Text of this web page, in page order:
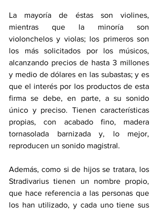
La mayoría de éstas son violines,
mientras que la minoría son
violonchelos y violas; los primeros son
los más solicitados por los músicos,
alcanzando precios de hasta 3 millones
y medio de dólares en las subastas; y es
que el interés por los productos de esta
firma se debe, en parte, a su sonido
único y preciso. Tienen características
propias, con acabado fino, madera
tornasolada barnizada y, lo mejor,
reproducen un sonido magistral.
Además, como si de hijos se tratara, los
Stradivarius tienen un nombre propio,
que hace referencia a las personas que
los han utilizado, y cada uno tiene sus